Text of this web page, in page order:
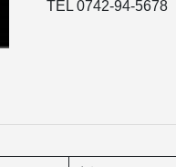
TEL 0742-94-5678